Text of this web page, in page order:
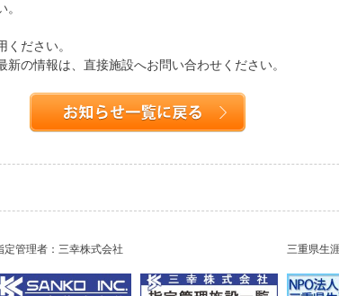
ださい。
の情報は、直接施設へお問い合わせください。
定管理者：三幸株式会社 三重県生